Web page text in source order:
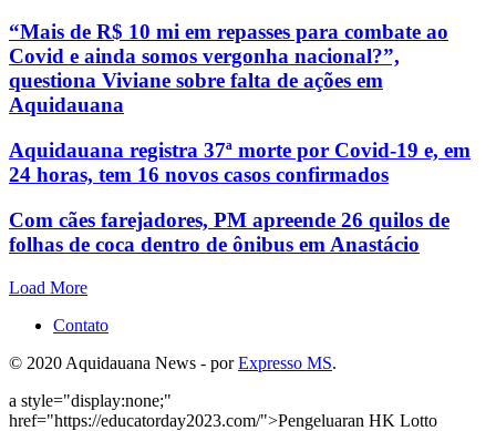
“Mais de R$ 10 mi em repasses para combate ao
Covid e ainda somos vergonha nacional?”,
questiona Viviane sobre falta de ações em
Aquidauana
Aquidauana registra 37ª morte por Covid-19 e, em
24 horas, tem 16 novos casos confirmados
Com cães farejadores, PM apreende 26 quilos de
folhas de coca dentro de ônibus em Anastácio
Load More
Contato
© 2020 Aquidauana News - porExpresso MS.
a style="display:none;"
href="https://educatorday2023.com/">Pengeluaran HK Lotto